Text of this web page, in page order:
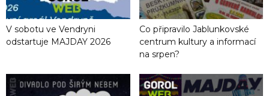
V sobotu ve Vendryni
odstartuje MAJDAY 2026
Co připravilo Jablunkovské
centrum kultury a informací
na srpen?